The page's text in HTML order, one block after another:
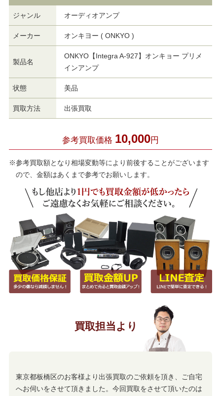
ジャンル オーディオアンプ
メーカー オンキヨー ( ONKYO )
製品名
ONKYO【Integra A-927】オンキョー プリメ
インアンプ
状態 美品
買取方法 出張買取
参考買取価格 10,000円
※参考買取額となり相場変動等により前後することがございます
ので、金額はあくまで参考でお願いします。
買取担当より
東京都板橋区のお客様より出張買取のご依頼を頂き、ご自宅
へお伺いをさせて頂きました。今回買取をさせて頂いたのは